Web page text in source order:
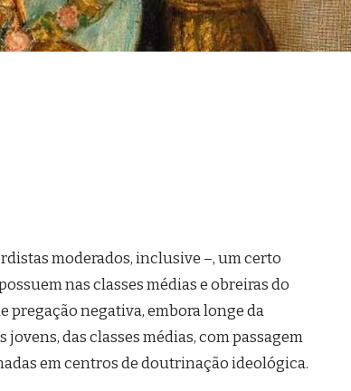
moderados, inclusive –, um certo
nas classes médias e obreiras do
pregação negativa, embora longe da
das classes médias, com passagem
em centros de doutrinação ideológica.